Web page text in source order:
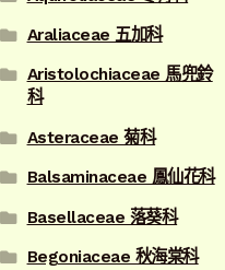
Araliaceae 五加科
Aristolochiaceae 馬兜鈴
科
Asteraceae 菊科
Balsaminaceae 鳳仙花科
Basellaceae 落葵科
Begoniaceae 秋海棠科